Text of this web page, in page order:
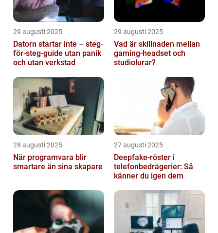
29 augusti 2025
Datorn startar inte – steg-
för-steg-guide utan panik
och utan verkstad
29 augusti 2025
Vad är skillnaden mellan
gaming-headset och
studiolurar?
28 augusti 2025
När programvara blir
smartare än sina skapare
27 augusti 2025
Deepfake-röster i
telefonbedrägerier: Så
känner du igen dem